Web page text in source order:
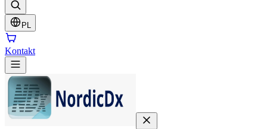
PL
Kontakt